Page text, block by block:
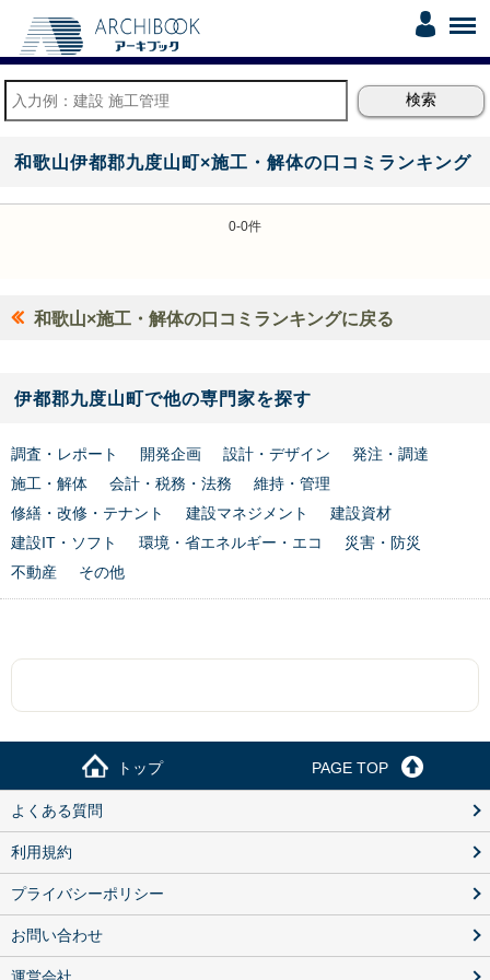
和歌山伊都郡九度山町×施工・解体の口コミランキング
0-0件
和歌山×施工・解体の口コミランキングに戻る
伊都郡九度山町で他の専門家を探す
調査・レポート 開発企画 設計・デザイン
発注・調達
施工・解体
会計・税務・法務
維持・管理
修繕・改修・テナント
建設マネジメント
建設資材
建設IT・ソフト
環境・省エネルギー・エコ
災害・防災
不動産
その他
トップ PAGE TOP
よくある質問
利用規約
プライバシーポリシー
お問い合わせ
運営会社